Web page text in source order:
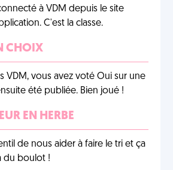
à VDM depuis le site
C'est la classe.
CHOIX
VDM, vous avez voté Oui sur une
été publiée. Bien joué !
EN HERBE
de nous aider à faire le tri et ça
du boulot !